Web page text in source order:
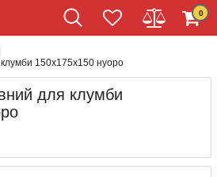
0
150x175x150 нуоро
для клумби